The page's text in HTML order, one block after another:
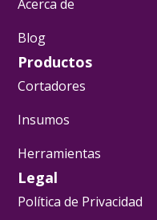
Acerca de
Blog
Productos
Cortadores
Insumos
Herramientas
Legal
Política de Privacidad